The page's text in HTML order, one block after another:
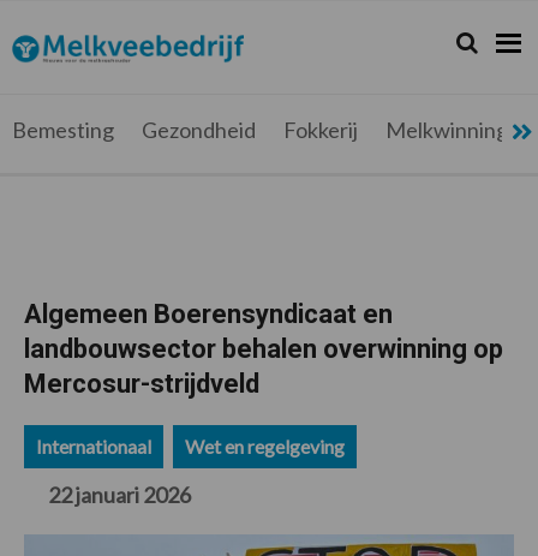
de
hoofdnavigatie
de
hoofd
de
eerste
de
voettekst
Melkveebedrijf.be
Nieuws
melkveehouder
Zoeken...
Zoek
Bemesting Gezondheid Fokkerij Melkwinning
Algemeen Boerensyndicaat en
landbouwsector behalen overwinning op
Mercosur-strijdveld
Internationaal Wet en regelgeving
22 januari 2026